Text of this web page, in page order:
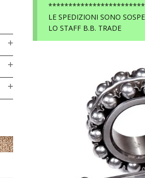
LE SPEDIZIONI SONO
LO STAFF B.B. TRADE